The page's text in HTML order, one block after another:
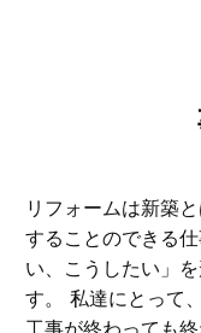
リフォームは新築
することのできる
い、こうしたい」
す。 私達にとって
工事が終わっても